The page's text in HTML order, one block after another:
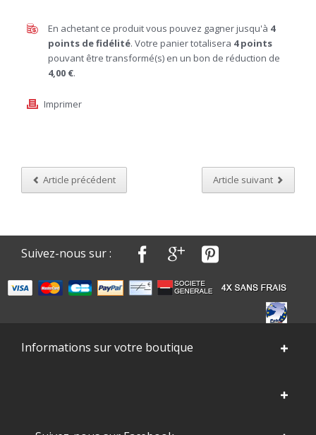
En achetant ce produit vous pouvez gagner jusqu'à 4
points de fidélité. Votre panier totalisera 4points
pouvant être transformé(s) en un bon de réduction de
4,00 €.
Imprimer
Article précédent Article suivant
Suivez-nous sur :
Informations sur votre boutique